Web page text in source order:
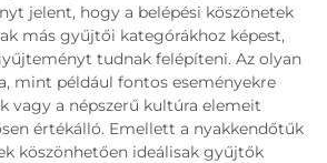
jelent, hogy a belépési köszönetek
más gyűjtői kategórákhoz képest,
tudnak felépíteni. Az olyan
mint például fontos eseményekre
vagy a népszerű kultúra elemeit
értékálló. Emellett a nyakkendőtűk
köszönhetően ideálisak gyűjtők